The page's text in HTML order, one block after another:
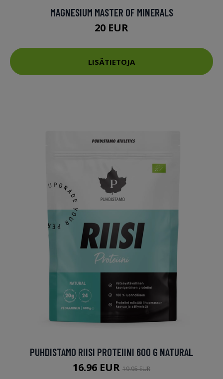
MAGNESIUM MASTER OF MINERALS
20 EUR
LISÄTIETOJA
PUHDISTAMO RIISI PROTEIINI 600 G NATURAL
16.96 EUR 19.95 EUR